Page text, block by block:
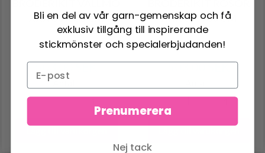
XXX 80 X 80 CM
503.00 SEK
Antal
XXX 80 X 80 CM
503.00 SEK
Bli en del av vår garn-gemenskap och få
exklusiv tillgång till inspirerande
stickmönster och specialerbjudanden!
Prenumerera
Nej tack